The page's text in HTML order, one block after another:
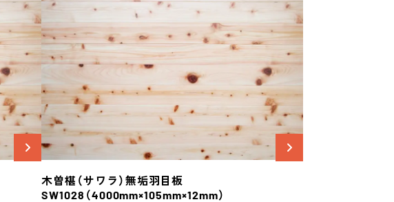
木曽椹（サワラ） 無垢羽目板
SW1028 （4000mm×105mm×12mm）